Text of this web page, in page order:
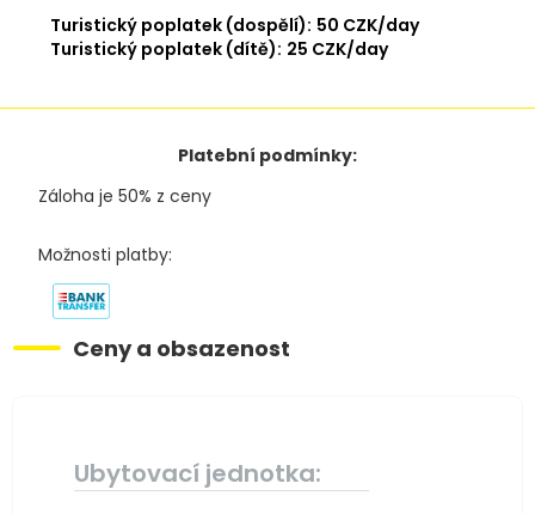
Turistický poplatek (dospělí): 50 CZK/day
Turistický poplatek (dítě): 25 CZK/day
Platební podmínky:
Záloha je 50% z ceny
Možnosti platby:
Ceny a obsazenost
Ubytovací jednotka: